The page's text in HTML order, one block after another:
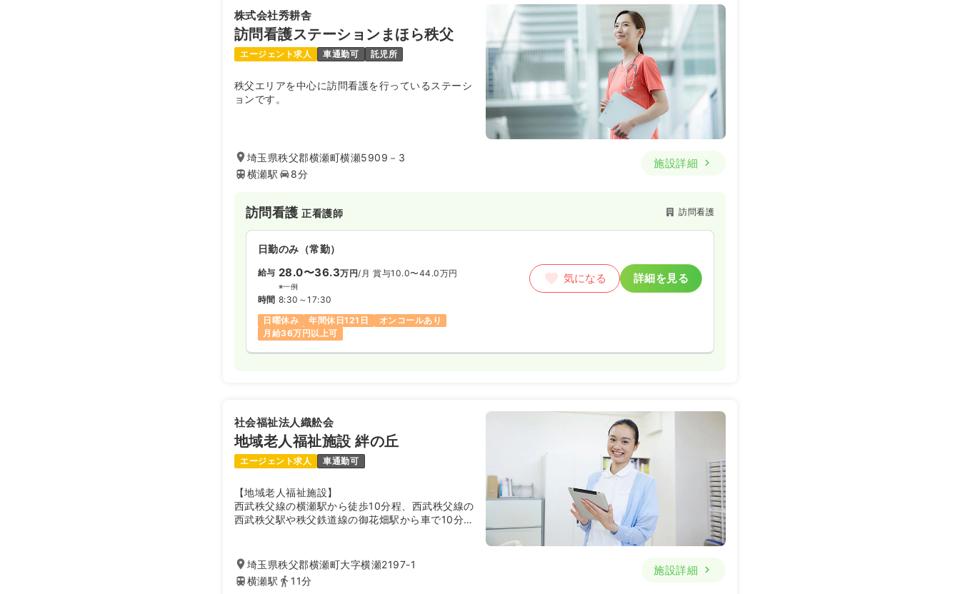
株式会社秀耕舎
訪問看護ステーションまほら秩父
エージェント求人 車通勤可 託児所
秩父エリアを中心に訪問看護を行っているステーシ
ョンです。
埼玉県秩父郡横瀬町横瀬5909－3
横瀬駅
8分
施設詳細
訪問看護正看護師 訪問看護
日勤のみ（常勤）
給与 28.0〜36.3万円/月 賞与10.0〜44.0万円
※一例
時間 8:30～17:30
日曜休み
年間休日121日
オンコールあり
月給36万円以上可
気になる 詳細を見る
社会福祉法人織舩会
地域老人福祉施設 絆の丘
エージェント求人 車通勤可
【地域老人福祉施設】
西武秩父線の横瀬駅から徒歩10分程、西武秩父線の
西武秩父駅や秩父鉄道線の御花畑駅から車で10分程
実践を基軸に明るい介護サービス提供を心がけてき
ました。周辺には横瀬町 歴史民俗資料館や焼肉デ
ートや横瀬町役場などがあります。
埼玉県秩父郡横瀬町大字横瀬2197-1
横瀬駅
11分
施設詳細